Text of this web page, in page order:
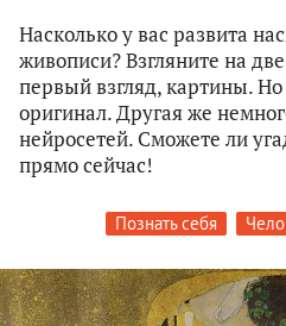
Насколько у вас развита
живописи? Взгляните на
первый взгляд, картины.
оригинал. Другая же
нейросетей. Сможете ли
прямо сейчас!
Познать себя